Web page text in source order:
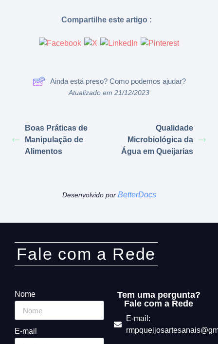
Compartilhe este artigo :
Ainda está preso? Como podemos ajudar?
Atualizado em 21/12/2023
Boas Práticas de
Manipulação de
Alimentos
Qualidade
Microbiológica da
Água em Queijarias
Desenvolvido por BetterDocs
Fale com a Rede
Nome
E-mail
Tem uma pergunta?
Fale com a Rede
E-mail: